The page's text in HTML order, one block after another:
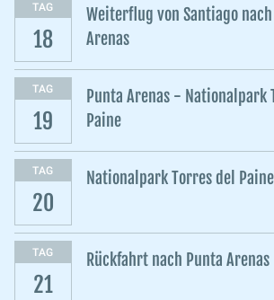
TAG
18
Weiterflug von Santiago
Arenas
TAG
19
Punta Arenas - Nationalpark
Paine
TAG
20
Nationalpark Torres del Paine
TAG
21
Rückfahrt nach Punta Arenas